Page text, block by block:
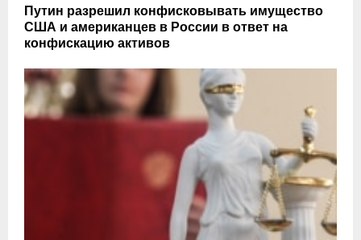
Путин разрешил конфисковывать имущество
США и американцев в России в ответ на
конфискацию активов